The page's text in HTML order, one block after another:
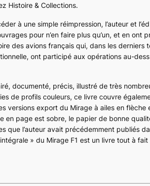
Histoire & Collections.
à une simple réimpression, l’auteur et
pour n’en faire plus qu’un, et en ont
des avions français qui, dans les derniers
ont participé aux opérations au-
documenté, précis, illustré de très
de profils couleurs, ce livre couvre
versions export du Mirage à ailes en flèche
en page est sobre, le papier de bonne
que l’auteur avait précédemment publiés
» du Mirage F1 est un livre tout à fait